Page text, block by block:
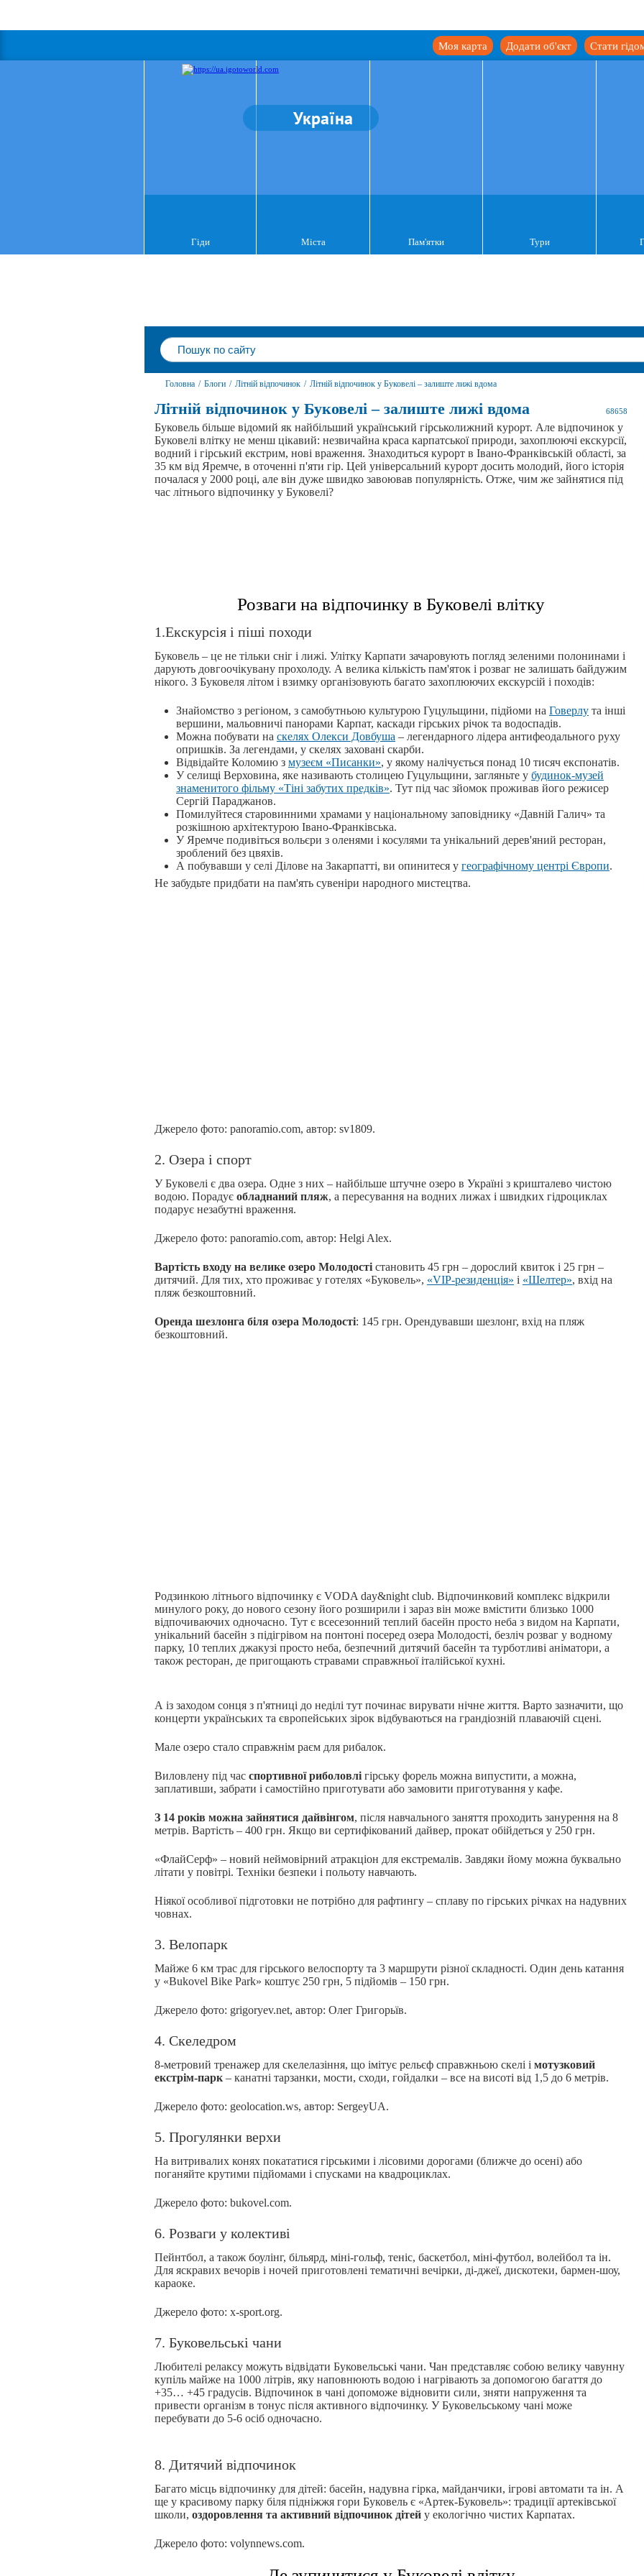
Стати
Додати об'єкт
Моя карта
Україна
Гіди Міста Пам'ятки Тури
Головна / Блоги / Літній відпочинок / Літній відпочинок у Буковелі – залиште лижі вдома
Літній відпочинок у Буковелі – залиште лижі вдома 68658
Буковель більше відомий як найбільший український гірськолижний курорт. Але відпочинок у
Буковелі влітку не менш цікавий: незвичайна краса карпатської природи, захоплюючі екскурсії,
водний і гірський екстрим, нові враження. Знаходиться курорт в Івано-Франківській області, за
35 км від Яремче, в оточенні п'яти гір. Цей універсальний курорт досить молодий, його історія
почалася у 2000 році, але він дуже швидко завоював популярність. Отже, чим же зайнятися під
час літнього відпочинку у Буковелі?
Розваги на відпочинку в Буковелі влітку
1.Екскурсія і піші походи
Буковель – це не тільки сніг і лижі. Улітку Карпати зачаровують погляд зеленими полонинами і
дарують довгоочікувану прохолоду. А велика кількість пам'яток і розваг не залишать байдужим
нікого. З Буковеля літом і взимку організовують багато захоплюючих екскурсій і походів:
Знайомство з регіоном, з самобутньою культурою Гуцульщини, підйоми на Говерлу та інші
вершини, мальовничі панорами Карпат, каскади гірських річок та водоспадів.
Можна побувати на скелях Олекси Довбуша – легендарного лідера антифеодального руху
опришків. За легендами, у скелях заховані скарби.
Відвідайте Коломию з музеєм «Писанки», у якому налічується понад 10 тисяч експонатів.
У селищі Верховина, яке називають столицею Гуцульщини, загляньте у будинок-музей
знаменитого фільму «Тіні забутих предків». Тут під час зйомок проживав його режисер
Сергій Параджанов.
Помилуйтеся старовинними храмами у національному заповіднику «Давній Галич» та
розкішною архітектурою Івано-Франківська.
У Яремче подивіться вольєри з оленями і косулями та унікальний дерев'яний ресторан,
зроблений без цвяхів.
А побувавши у селі Ділове на Закарпатті, ви опинитеся у географічному центрі Європи.
Не забудьте придбати на пам'ять сувеніри народного мистецтва.
Джерело фото: panoramio.com, автор: sv1809.
2. Озера і спорт
У Буковелі є два озера. Одне з них – найбільше штучне озеро в Україні з кришталево чистою
водою. Порадує обладнаний пляж, а пересування на водних лижах і швидких гідроциклах
подарує незабутні враження.
Джерело фото: panoramio.com, автор: Helgi Alex.
Вартість входу на велике озеро Молодості становить 45 грн – дорослий квиток і 25 грн –
дитячий. Для тих, хто проживає у готелях «Буковель», «VIP-резиденція» і «Шелтер», вхід на
пляж безкоштовний.
Оренда шезлонга біля озера Молодості: 145 грн. Орендувавши шезлонг, вхід на пляж
безкоштовний.
Родзинкою літнього відпочинку є VODA day&night club. Відпочинковий комплекс відкрили
минулого року, до нового сезону його розширили і зараз він може вмістити близько 1000
відпочиваючих одночасно. Тут є всесезонний теплий басейн просто неба з видом на Карпати,
унікальний басейн з підігрівом на понтоні посеред озера Молодості, безліч розваг у водному
парку, 10 теплих джакузі просто неба, безпечний дитячий басейн та турботливі аніматори, а
також ресторан, де пригощають стравами справжньої італійської кухні.
А із заходом сонця з п'ятниці до неділі тут починає вирувати нічне життя. Варто зазначити, що
концерти українських та європейських зірок відбуваються на грандіозній плаваючій сцені.
Мале озеро стало справжнім раєм для рибалок.
Виловлену під час спортивної риболовлі гірську форель можна випустити, а можна,
заплативши, забрати і самостійно приготувати або замовити приготування у кафе.
З 14 років можна зайнятися дайвінгом, після навчального заняття проходить занурення на 8
метрів. Вартість – 400 грн. Якщо ви сертифікований дайвер, прокат обійдеться у 250 грн.
«ФлайСерф» – новий неймовірний атракціон для екстремалів. Завдяки йому можна буквально
літати у повітрі. Техніки безпеки і польоту навчають.
Ніякої особливої підготовки не потрібно для рафтингу – сплаву по гірських річках на надувних
човнах.
3. Велопарк
Майже 6 км трас для гірського велоспорту та 3 маршрути різної складності. Один день катання
у «Bukovel Bike Park» коштує 250 грн, 5 підйомів – 150 грн.
Джерело фото: grigoryev.net, автор: Олег Григорьїв.
4. Скеледром
8-метровий тренажер для скелелазіння, що імітує рельєф справжньою скелі і мотузковий
екстрім-парк – канатні тарзанки, мости, сходи, гойдалки – все на висоті від 1,5 до 6 метрів.
Джерело фото: geolocation.ws, автор: SergeyUA.
5. Прогулянки верхи
На витривалих конях покататися гірськими і лісовими дорогами (ближче до осені) або
поганяйте крутими підйомами і спусками на квадроциклах.
Джерело фото: bukovel.com.
6. Розваги у колективі
Пейнтбол, а також боулінг, більярд, міні-гольф, теніс, баскетбол, міні-футбол, волейбол та ін.
Для яскравих вечорів і ночей приготовлені тематичні вечірки, ді-джеї, дискотеки, бармен-шоу,
караоке.
Джерело фото: x-sport.org.
7. Буковельські чани
Любителі релаксу можуть відвідати Буковельські чани. Чан представляє собою велику чавунну
купіль майже на 1000 літрів, яку наповнюють водою і нагрівають за допомогою багаття до
+35… +45 градусів. Відпочинок в чані допоможе відновити сили, зняти напруження та
привести організм в тонус після активного відпочинку. У Буковельському чані може
перебувати до 5-6 осіб одночасно.
8. Дитячий відпочинок
Багато місць відпочинку для дітей: басейн, надувна гірка, майданчики, ігрові автомати та ін. А
ще у красивому парку біля підніжжя гори Буковель є «Артек-Буковель»: традиції артеківської
школи, оздоровлення та активний відпочинок дітей у екологічно чистих Карпатах.
Джерело фото: volynnews.com.